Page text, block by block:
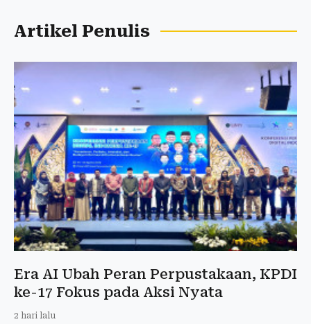
Artikel Penulis
Era AI Ubah Peran Perpustakaan, KPDI
ke-17 Fokus pada Aksi Nyata
2 hari lalu